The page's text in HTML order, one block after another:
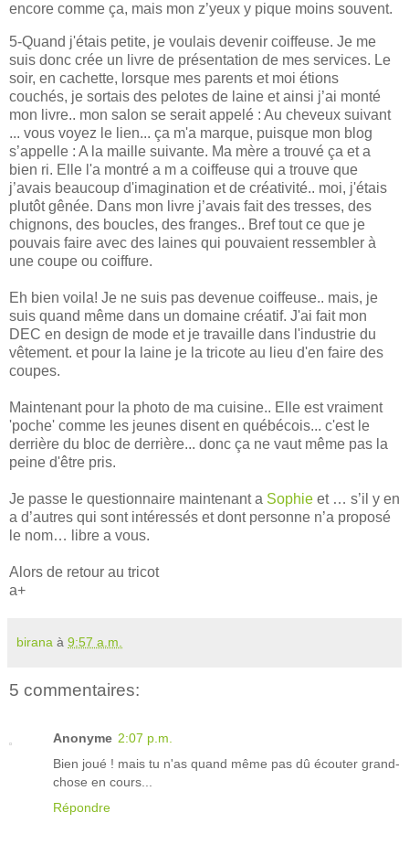
encore comme ça, mais mon z’yeux y pique moins souvent.
5-Quand j'étais petite, je voulais devenir coiffeuse. Je me
suis donc crée un livre de présentation de mes services. Le
soir, en cachette, lorsque mes parents et moi étions
couchés, je sortais des pelotes de laine et ainsi j’ai monté
mon livre.. mon salon se serait appelé : Au cheveux suivant
... vous voyez le lien... ça m'a marque, puisque mon blog
s’appelle : A la maille suivante. Ma mère a trouvé ça et a
bien ri. Elle l'a montré a m a coiffeuse qui a trouve que
j’avais beaucoup d'imagination et de créativité.. moi, j'étais
plutôt gênée. Dans mon livre j’avais fait des tresses, des
chignons, des boucles, des franges.. Bref tout ce que je
pouvais faire avec des laines qui pouvaient ressembler à
une coupe ou coiffure.
Eh bien voila! Je ne suis pas devenue coiffeuse.. mais, je
suis quand même dans un domaine créatif. J'ai fait mon
DEC en design de mode et je travaille dans l'industrie du
vêtement. et pour la laine je la tricote au lieu d'en faire des
coupes.
Maintenant pour la photo de ma cuisine.. Elle est vraiment
'poche' comme les jeunes disent en québécois... c'est le
derrière du bloc de derrière... donc ça ne vaut même pas la
peine d'être pris.
Je passe le questionnaire maintenant a Sophie et … s’il y en
a d’autres qui sont intéressés et dont personne n’a proposé
le nom… libre a vous.
Alors de retour au tricot
a+
birana à 9:57 a.m.
5 commentaires:
Anonyme 2:07 p.m.
Bien joué ! mais tu n'as quand même pas dû écouter grand-
chose en cours...
Répondre